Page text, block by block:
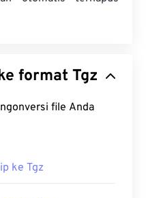
Konversi file lain ke format Tgz
file Anda
ke Tgz